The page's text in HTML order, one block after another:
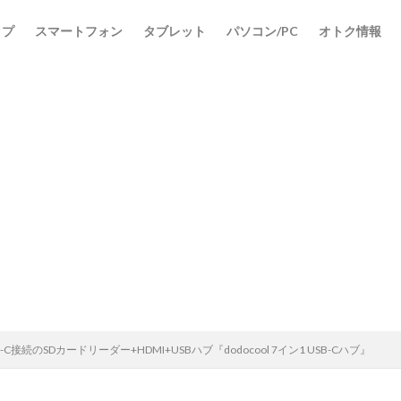
スマートフォン タブレット パソコン/PC オトク情報
接続のSDカードリーダー+HDMI+USBハブ『dodocool 7イン1 USB-Cハブ』